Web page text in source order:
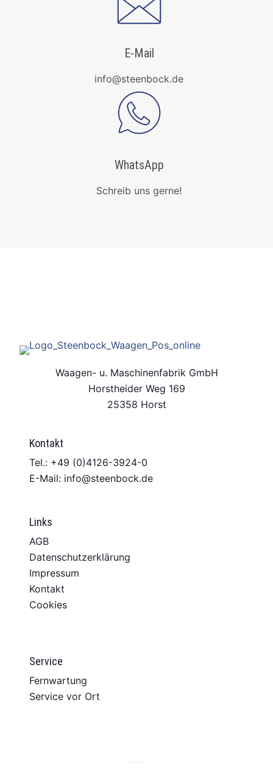
E-Mail
info@steenbock.de
WhatsApp
Schreib uns gerne!
Waagen- u. Maschinenfabrik GmbH
Horstheider Weg 169
25358 Horst
Kontakt
Tel.: +49 (0)4126-3924-0
E-Mail: info@steenbock.de
Links
AGB
Datenschutzerklärung
Impressum
Kontakt
Cookies
Service
Fernwartung
Service vor Ort